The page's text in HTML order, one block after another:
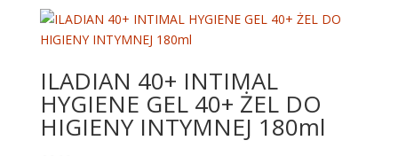
ILADIAN 40+ INTIMAL
HYGIENE GEL 40+ ŻEL DO
HIGIENY INTYMNEJ 180ml